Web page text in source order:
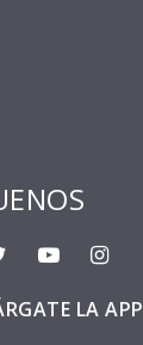
LA APP